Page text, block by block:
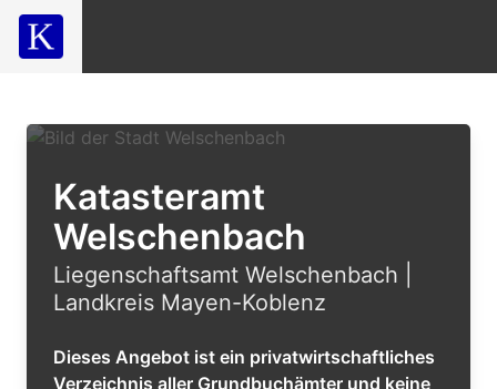
Katasteramt
Welschenbach
Liegenschaftsamt Welschenbach |
Landkreis Mayen-Koblenz
Dieses Angebot ist ein privatwirtschaftliches
Verzeichnis aller Grundbuchämter und keine